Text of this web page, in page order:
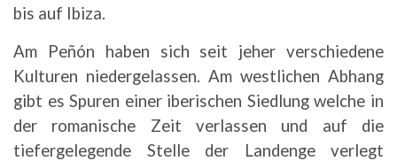
bis auf Ibiza.
Am Peñón haben sich seit jeher verschiedene
Kulturen niedergelassen. Am westlichen Abhang
gibt es Spuren einer iberischen Siedlung welche in
der romanische Zeit verlassen und auf die
tiefergelegende Stelle der Landenge verlegt